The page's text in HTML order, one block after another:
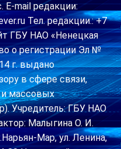
E-mail редакции:
Тел. редакции.: +7
ГБУ НАО «Ненецкая
о регистрации Эл №
г. выдано
в сфере связи,
и массовых
Учредитель: ГБУ НАО
Малыгина О. И.
Мар, ул. Ленина,